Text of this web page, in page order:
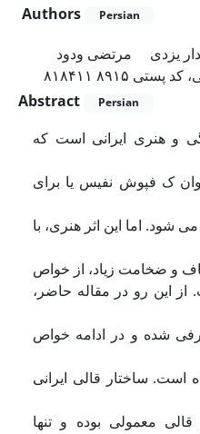
Authors Persian
یزدی
مرتضی ودود
۸۹۱۵ ۸۱۸۴۱۱
Abstract
Persian
و هنری ایرانی است که
ک فپوش نفیس یا برای
شود. اما این اثر هنری، با
و ضخامت زیاد، از خواص
از این رو در مقاله حاضر،
شده و در ادامه خواص
ساختار قالی ایرانی
معمولی بوده و تنها